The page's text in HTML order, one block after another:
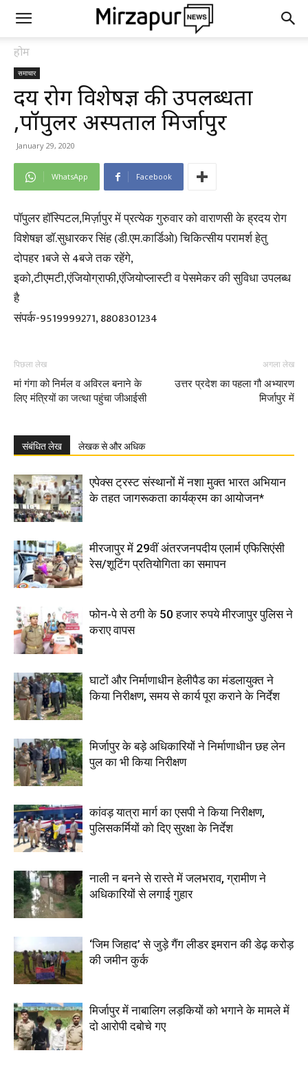
होम
समाचार
ह्रदय रोग विशेषज्ञ की उपलब्धता
,पॉपुलर अस्पताल मिर्जापुर
January 29, 2020
WhatsApp Facebook
पॉपुलर हॉस्पिटल,मिर्ज़ापुर में प्रत्येक गुरुवार को वाराणसी के ह्रदय रोग
विशेषज्ञ डॉ.सुधारकर सिंह (डी.एम.कार्डिओ) चिकित्सीय परामर्श हेतु
दोपहर 1बजे से 4बजे तक रहेंगे,
इको,टीएमटी,एंजियोग्राफी,एंजियोप्लास्टी व पेसमेकर की सुविधा उपलब्ध
है
संपर्क-9519999271, 8808301234
पिछला लेख
मां गंगा को निर्मल व अविरल बनाने के
लिए मंत्रियों का जत्था पहुंचा जीआईसी
अगला लेख
उत्तर प्रदेश का पहला गौ अभ्यारण
मिर्जापुर में
संबंधित लेख लेखक से और अधिक
एपेक्स ट्रस्ट संस्थानों में नशा मुक्त भारत अभियान
के तहत जागरूकता कार्यक्रम का आयोजन*
मीरजापुर में 29वीं अंतरजनपदीय एलार्म एफिसिएंसी
रेस/शूटिंग प्रतियोगिता का समापन
फोन-पे से ठगी के 50 हजार रुपये मीरजापुर पुलिस ने
कराए वापस
घाटों और निर्माणाधीन हेलीपैड का मंडलायुक्त ने
किया निरीक्षण, समय से कार्य पूरा कराने के निर्देश
मिर्जापुर के बड़े अधिकारियों ने निर्माणाधीन छह लेन
पुल का भी किया निरीक्षण
कांवड़ यात्रा मार्ग का एसपी ने किया निरीक्षण,
पुलिसकर्मियों को दिए सुरक्षा के निर्देश
नाली न बनने से रास्ते में जलभराव, ग्रामीण ने
अधिकारियों से लगाई गुहार
‘जिम जिहाद’ से जुड़े गैंग लीडर इमरान की डेढ़ करोड़
की जमीन कुर्क
मिर्जापुर में नाबालिग लड़कियों को भगाने के मामले में
दो आरोपी दबोचे गए